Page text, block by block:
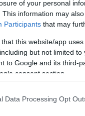
of your personal
This information may
Participants that may
that this website/app
but not limited
to Google and its third-
consent section.
Data Processing Opt